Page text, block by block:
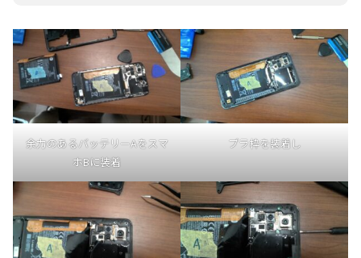
余力のあるバッテリーAをスマ
ホBに装着
プラ枠を装着し